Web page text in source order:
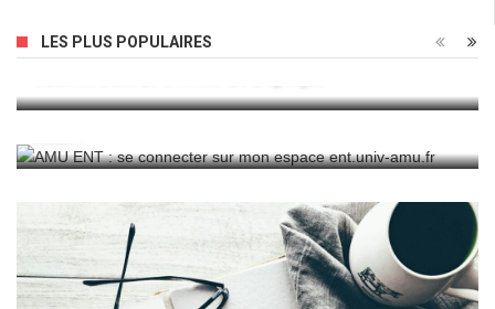
LES PLUS POPULAIRES
Combien Gagne Un Opticien Lunetier : Enquête Sur Les
AMU ENT : Se Connecter Sur Mon Espace Ent.univ-